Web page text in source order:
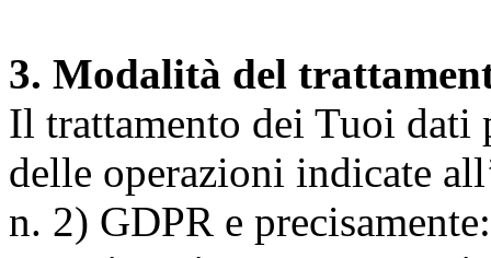
3. Modalità del
Il trattamento dei Tuoi dati
delle operazioni indicate
n. 2) GDPR e